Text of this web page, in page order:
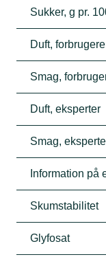
Sukker, g pr.
Duft, forbrugere
Smag,
Duft, eksperter
Smag,
Information på
Skumstabilitet
Glyfosat